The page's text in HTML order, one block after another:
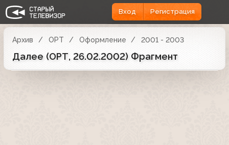
Вход Регистрация
Архив ОРТ Оформление 2001 - 2003
Далее (ОРТ, 26.02.2002) Фрагмент